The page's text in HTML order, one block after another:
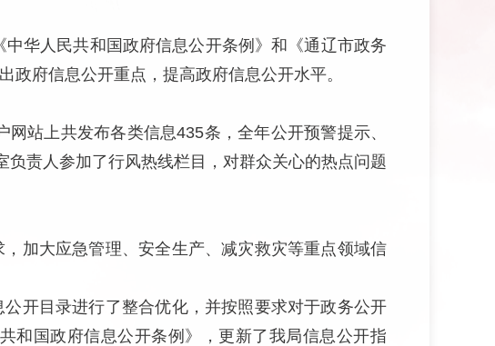
华人民共和国政府信息公开条例》和《通辽市政务
府信息公开重点，提高政府信息公开水平。
站上共发布各类信息435条，全年公开预警提示、
责人参加了行风热线栏目，对群众关心的热点问题
加大应急管理、安全生产、减灾救灾等重点领域信
开目录进行了整合优化，并按照要求对于政务公开
和国政府信息公开条例》，更新了我局信息公开指